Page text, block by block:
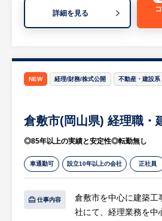
※詳細は面談時にお伝
建築・土木・プラント
技術が強みで会社とし
きます。手厚い若手支
る」環境が整っており
す。
詳細を見る
NEW 経理/財務/株式公開 不動産・建設系
倉敷市(岡山県) 経理職・
◎85年以上の実績と安定性◎転勤無し
車通勤可 設立10年以上の会社 正社員
仕事内容
倉敷市を中心に建築工
社にて、経理業務を中